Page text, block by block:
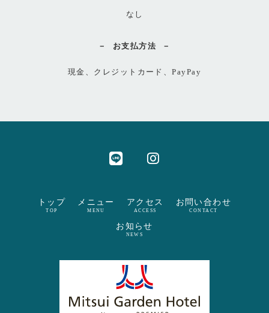
なし
お支払方法
現金、クレジットカード、PayPay
トップ
TOP
メニュー
MENU
アクセス
ACCESS
お問い合わせ
CONTACT
お知らせ
NEWS